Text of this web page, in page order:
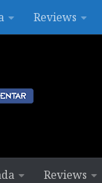
Reviews
Reviews